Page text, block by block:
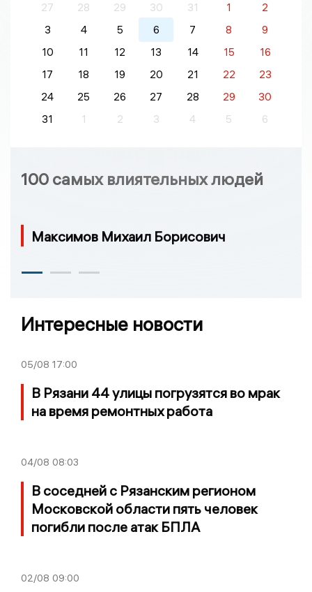
27
28 29 30 31 1
2
3
4 5 6 7 8
9
10
11 12 13 14 15
16
17
18 19 20 21 22
23
24
25 26 27 28 29
30
31
1 2 3 4 5 6
100 самых влиятельных людей
Максимов Михаил Борисович
Интересные новости
05/08 17:00
В Рязани 44 улицы погрузятся во мрак
на время ремонтных работа
04/08 08:03
В соседней с Рязанским регионом
Московской области пять человек
погибли после атак БПЛА
02/08 09:00